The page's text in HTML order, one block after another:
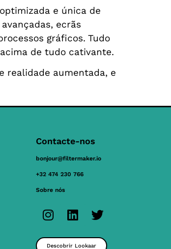
e única de
ecrãs
gráficos. Tudo
de tudo cativante.
realidade aumentada, e
Contacte-nos
bonjour@filtermaker.io
+32 474 230 766
Sobre nós
Descobrir Lookaar